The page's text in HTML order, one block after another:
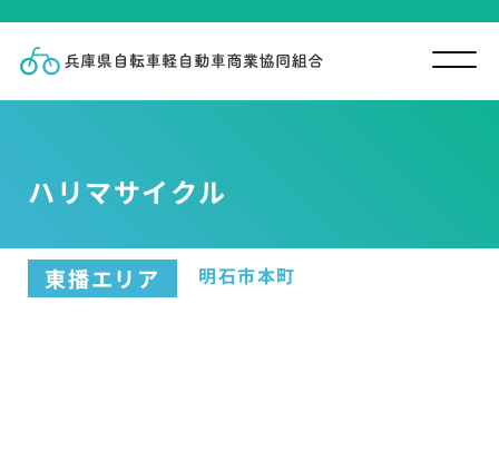
ハリマサイクル
東播エリア 明石市本町